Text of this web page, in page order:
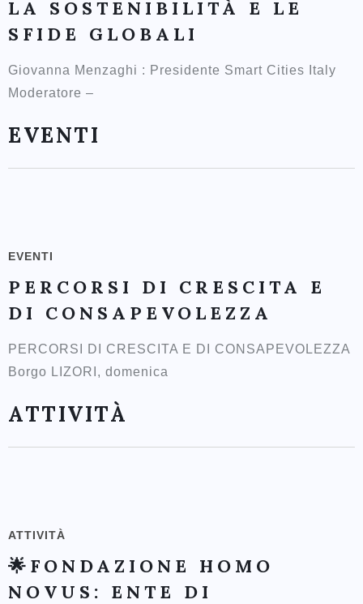
LA SOSTENIBILITÀ E LE
SFIDE GLOBALI
Giovanna Menzaghi : Presidente Smart Cities Italy
Moderatore –
EVENTI
EVENTI
PERCORSI DI CRESCITA E
DI CONSAPEVOLEZZA
PERCORSI DI CRESCITA E DI CONSAPEVOLEZZA
Borgo LIZORI, domenica
ATTIVITÀ
ATTIVITÀ
🌟FONDAZIONE HOMO
NOVUS: ENTE DI